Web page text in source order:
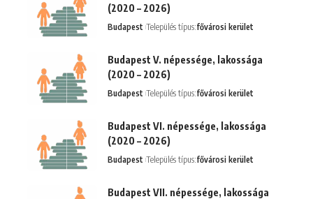
(2020 – 2026)
Budapest Település típus:fővárosi kerület
Budapest V. népessége, lakossága
(2020 – 2026)
Budapest Település típus:fővárosi kerület
Budapest VI. népessége, lakossága
(2020 – 2026)
Budapest Település típus:fővárosi kerület
Budapest VII. népessége, lakossága